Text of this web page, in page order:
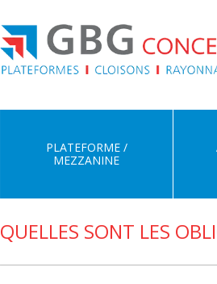
PLATEFORME /
MEZZANINE
QUELLES SONT LES